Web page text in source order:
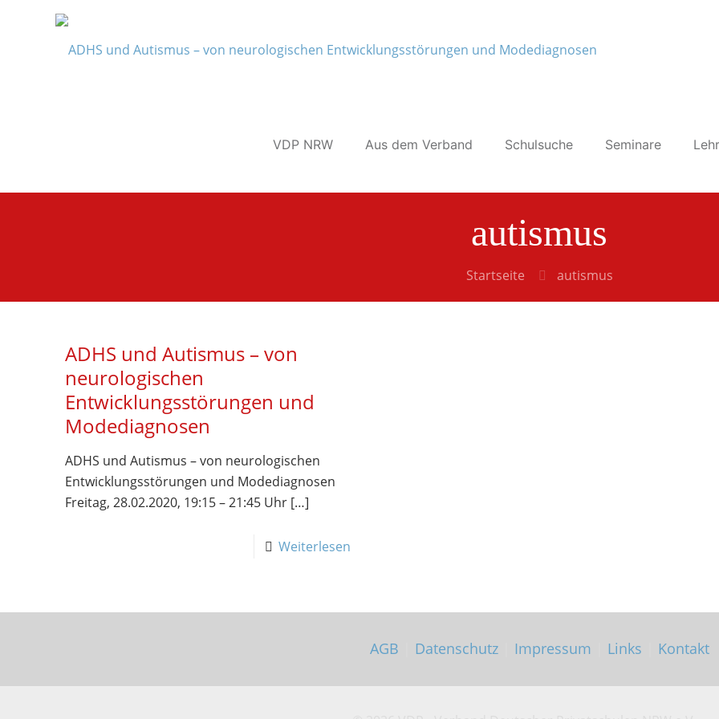
VDP NRW Aus dem Verband Schulsuche Seminare
autismus
Startseite autismus
ADHS und Autismus – von
neurologischen
Entwicklungsstörungen und
Modediagnosen
ADHS und Autismus – von neurologischen
Entwicklungsstörungen und Modediagnosen
Freitag, 28.02.2020, 19:15 – 21:45 Uhr […]
Weiterlesen
AGB Datenschutz Impressum Links Kontakt